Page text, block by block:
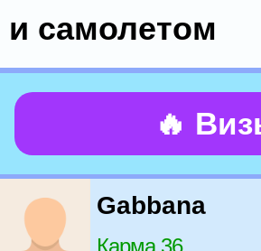
и самолетом
🔥
Gabbana